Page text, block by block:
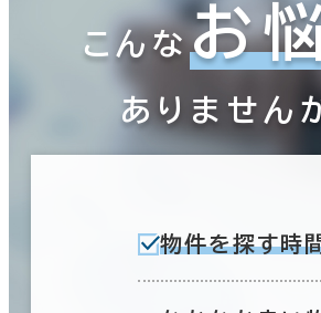
こんなお
ありません
物件を探す時